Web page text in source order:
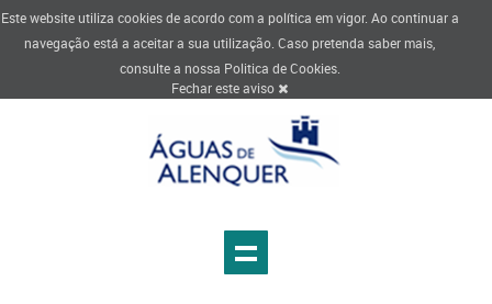
Este website utiliza cookies de acordo com a política em vigor. Ao continuar a
navegação está a aceitar a sua utilização. Caso pretenda saber mais,
consulte a nossa Politica de Cookies.
Fechar este aviso